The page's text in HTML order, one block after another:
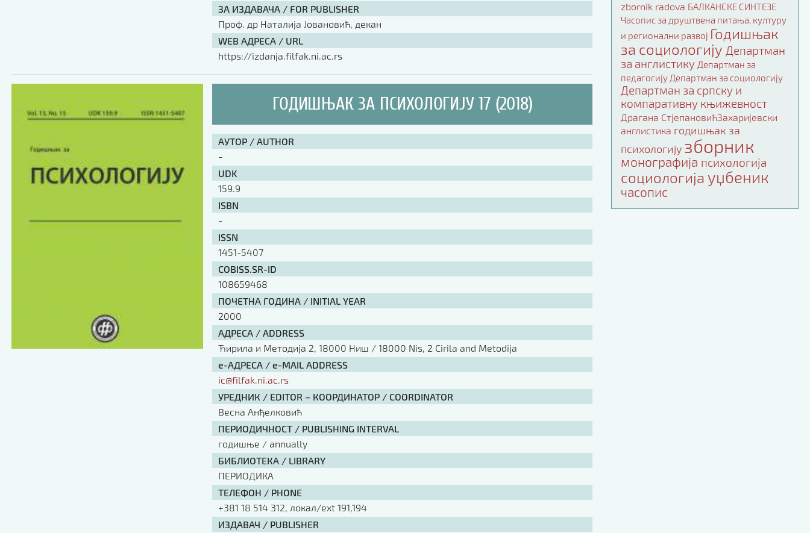
ЗА ИЗДАВАЧА / FOR PUBLISHER
Проф. др Наталија Јовановић, декан
WEB АДРЕСА / URL
https://izdanja.filfak.ni.ac.rs
ГОДИШЊАК ЗА ПСИХОЛОГИЈУ 17 (2018)
АУТОР / AUTHOR
-
UDK
159.9
ISBN
-
ISSN
1451-5407
COBISS.SR-ID
108659468
ПОЧЕТНА ГОДИНА / INITIAL YEAR
2000
АДРЕСА / ADDRESS
Ћирила и Методија 2, 18000 Ниш / 18000 Nis, 2 Cirila and Metodija
е-АДРЕСА / e-MAIL ADDRESS
ic@filfak.ni.ac.rs
УРЕДНИК / EDITOR – КООРДИНАТОР / COORDINATOR
Весна Анђелковић
ПЕРИОДИЧНОСТ / PUBLISHING INTERVAL
годишње / annually
БИБЛИОТЕКА / LIBRARY
ПЕРИОДИКА
ТЕЛЕФОН / PHONE
+381 18 514 312, локал/ext 191,194
ИЗДАВАЧ / PUBLISHER
zbornik radova БАЛКАНСКЕ СИНТЕЗЕ
Часопис за друштвена питања, културу
и регионални развој Годишњак
за социологију Департман
за англистику Департман за
педагогију Департман за социологију
Департман за српску и
компаративну књижевност
Драгана СтјепановићЗахаријевски
англистика годишњак за
психологију зборник
монографија психологија
социологија уџбеник
часопис